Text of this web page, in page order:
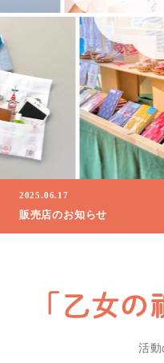
2025.06.17
販売店のお知らせ
「乙女の
活動